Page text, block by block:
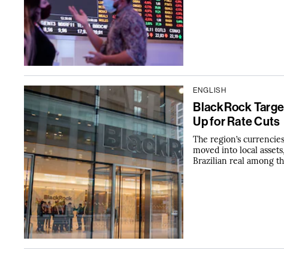
ENGLISH
BlackRock
Up for Rate Cuts
The region’s
moved into local
Brazilian real among